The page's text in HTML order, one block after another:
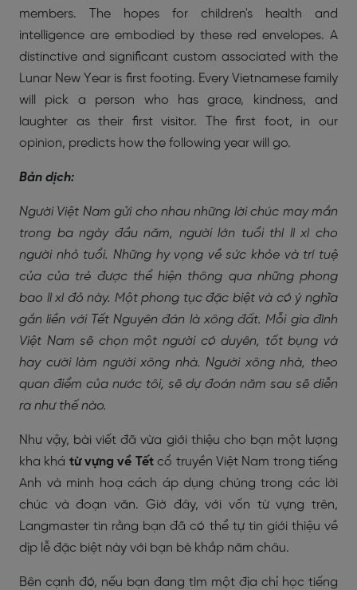
members. The hopes for children's health and
intelligence are embodied by these red envelopes. A
distinctive and significant custom associated with the
Lunar New Year is first footing. Every Vietnamese family
will pick a person who has grace, kindness, and
laughter as their first visitor. The first foot, in our
opinion, predicts how the following year will go.
Bản dịch:
​Người Việt Nam gửi cho nhau những lời chúc may mắn
trong ba ngày đầu năm, người lớn tuổi thì lì xì cho
người nhỏ tuổi. Những hy vọng về sức khỏe và trí tuệ
của của trẻ được thể hiện thông qua những phong
bao lì xì đỏ này. Một phong tục đặc biệt và có ý nghĩa
gắn liền với Tết Nguyên đán là xông đất. Mỗi gia đình
Việt Nam sẽ chọn một người có duyên, tốt bụng và
hay cười làm người xông nhà. Người xông nhà, theo
quan điểm của nước tôi, sẽ dự đoán năm sau sẽ diễn
ra như thế nào.​
Như vậy, bài viết đã vừa giới thiệu cho bạn một lượng
kha khá từ vựng về Tếtcổ truyền Việt Nam trong tiếng
Anh và minh hoạ cách áp dụng chúng trong các lời
chúc và đoạn văn. Giờ đây, với vốn từ vựng trên,
Langmaster tin rằng bạn đã có thể tự tin giới thiệu về
dịp lễ đặc biệt này với bạn bè khắp năm châu.
Bên cạnh đó, nếu bạn đang tìm một địa chỉ học tiếng